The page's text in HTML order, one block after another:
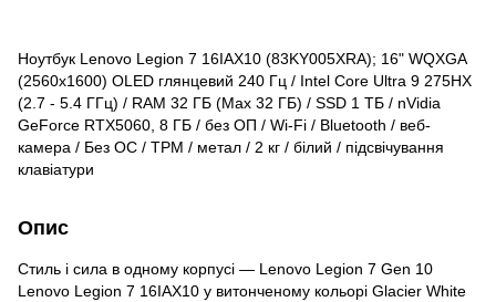
Ноутбук Lenovo Legion 7 16IAX10 (83KY005XRA); 16" WQXGA
(2560x1600) OLED глянцевий 240 Гц / Intel Core Ultra 9 275HX
(2.7 - 5.4 ГГц) / RAM 32 ГБ (Max 32 ГБ) / SSD 1 ТБ / nVidia
GeForce RTX5060, 8 ГБ / без ОП / Wi-Fi / Bluetooth / веб-
камера / Без ОС / TPM / метал / 2 кг / білий / підсвічування
клавіатури
Опис
Стиль і сила в одному корпусі — Lenovo Legion 7 Gen 10
Lenovo Legion 7 16IAX10 у витонченому кольорі Glacier White